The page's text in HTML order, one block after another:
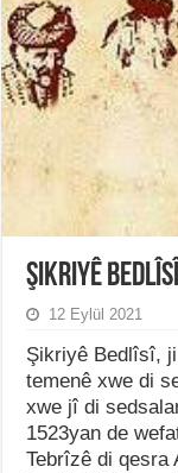
Şikriyê Bedlîsî
12 Eylül 2021
Şikriyê Bedlîsî,
temenê xwe di
xwe jî di
1523yan de
Tebrîzê di qesra